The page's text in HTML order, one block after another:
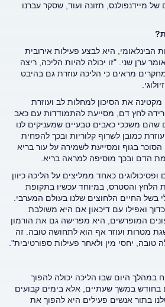
מיידנפולנס, תזונה ועוד, שסקר עברנו
הבינלאומי, היא לבצע פעילות אירובית
אומר ערן שני. "זו יכולה להיות הליכה, ריצה
מראים כי הליכה עוזרת גם בהיבט
מקטינה את הסיכון למחלות לב ועוזרת
לחץ דם, מסייעת להתמודדות עם כאב
שהם משככי כאבים טבעיים שמעניקים לנו
כמובן לשרוף קלוריות ובכך להפחית
בגוף ומסייעת לשמירה על עור בריא
הדם ובכך מוסיפה למראה בריא.
ופסיכולוגים כאחד ממליצים על הליכה כיוון
הלחץ והסטרס, במיוחד עכשיו בתקופת
בשל החיים הלחוצים שלנו בעולם המערבי.
ואפילו עם דיכאון אם היא משולבת
המופרשים, היא מפרישה גם את הורמון
מטרות ועוזר אף הוא לתחושה טובה. זה
טובה, יחסי מין ולאחר פעילות ספורטיבית".
במהלך היום שבו הליכה יכולה להפוך
בחודש במשך שעתיים, אלא בימים קבועים
בתור אנשים פעילים היא להפוך את